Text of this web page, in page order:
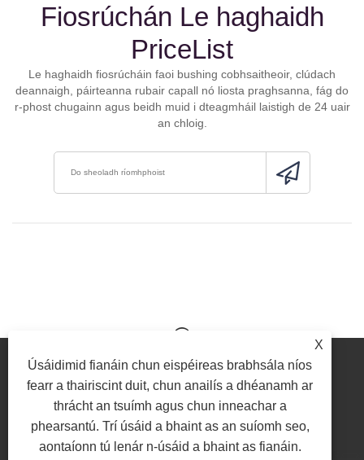
X
Úsáidimid fianáin chun eispéireas brabhsála níos
fearr a thairiscint duit, chun anailís a dhéanamh ar
thrácht an tsuímh agus chun inneachar a
phearsantú. Trí úsáid a bhaint as an suíomh seo,
aontaíonn tú lenár n-úsáid a bhaint as fianáin.
Fiosrúchán Le haghaidh
PriceList
Le haghaidh fiosrúcháin faoi bushing cobhsaitheoir, clúdach
deannaigh, páirteanna rubair capall nó liosta praghsanna, fág do
r-phost chugainn agus beidh muid i dteagmháil laistigh de 24 uair
an chloig.
Link Sitemap RSS Xml Beartas Príobháideachta